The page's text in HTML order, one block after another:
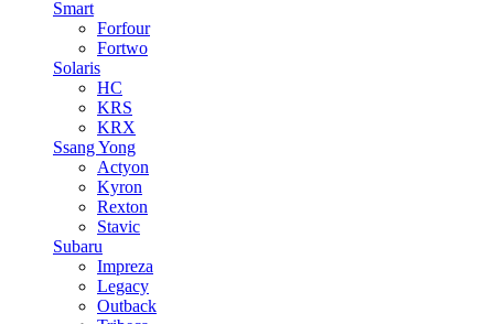
Smart
Forfour
Fortwo
Solaris
HC
KRS
KRX
Ssang Yong
Actyon
Kyron
Rexton
Stavic
Subaru
Impreza
Legacy
Outback